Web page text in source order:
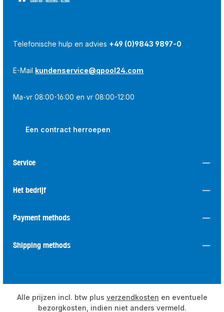
Telefonische hulp en advies +49 (0)9843 9897-0
E-Mail kundenservice@qpool24.com
Ma-vr 08:00-16:00 en vr 08:00-12:00
Een contract herroepen
Service
Het bedrijf
Payment methods
Shipping methods
Alle prijzen incl. btw plus verzendkosten en eventuele
bezorgkosten, indien niet anders vermeld.